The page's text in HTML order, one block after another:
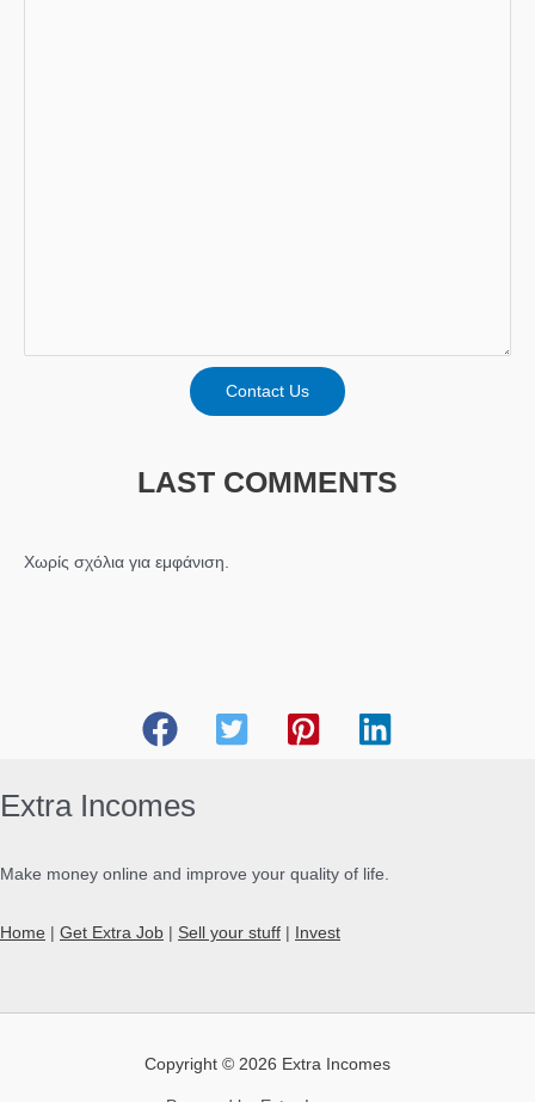
Contact Us
LAST COMMENTS
Χωρίς σχόλια για εμφάνιση.
Extra Incomes
Make money online and improve your quality of life.
Home Get Extra Job Sell your stuff Invest
Copyright © 2026 Extra Incomes